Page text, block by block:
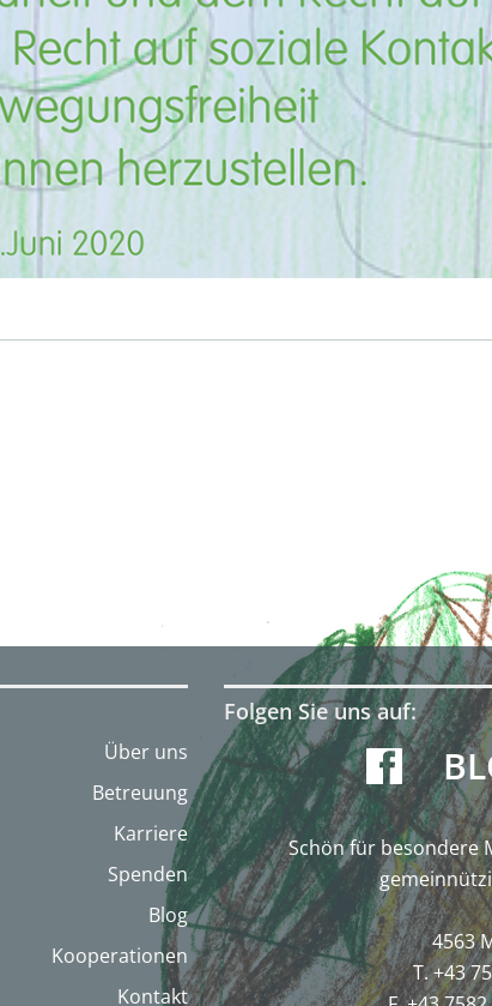
Über uns
Betreuung
Karriere
Spenden
Blog
Kooperationen
Kontakt
Folgen Sie uns auf:
Schön für besondere
4563
T. +43